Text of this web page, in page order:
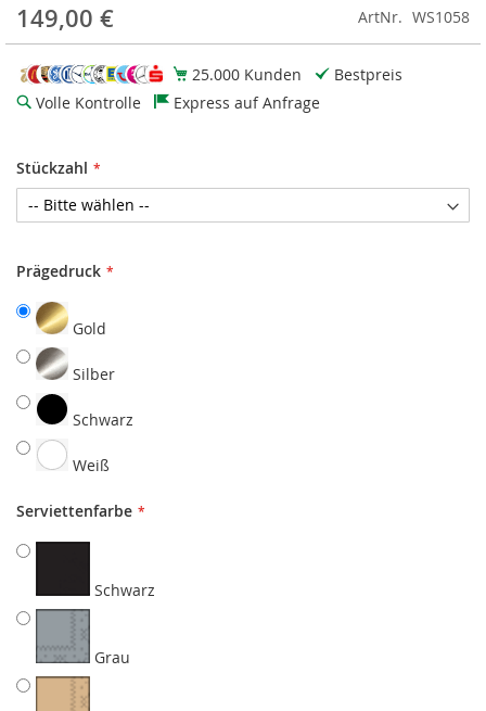
149,00 € ArtNr. WS1058
25.000 Kunden
Bestpreis
Volle Kontrolle
Express auf Anfrage
Stückzahl
Prägedruck
Gold
Silber
Schwarz
Weiß
Serviettenfarbe
Schwarz
Grau